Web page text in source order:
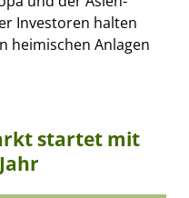
Investoren halten
heimischen Anlagen
startet mit